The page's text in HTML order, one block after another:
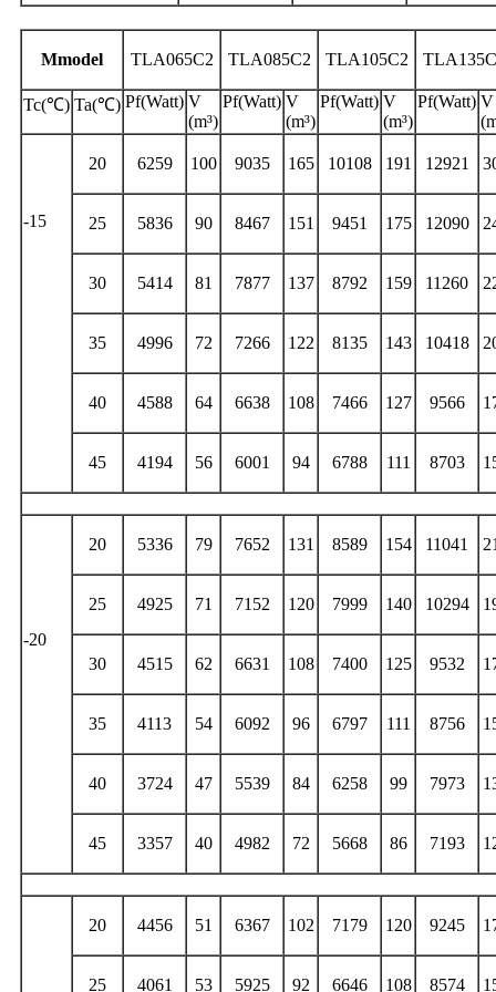
Mmodel TLA065C2 TLA085C2 TLA105C2 TLA135
Tc(℃) Ta(℃) Pf(Watt) V
(m³)
Pf(Watt) V
(m³)
Pf(Watt) V
(m³)
Pf(Watt) V
-15
20 6259 100 9035 165 10108 191 12921
25 5836 90 8467 151 9451 175 12090
30 5414 81 7877 137 8792 159 11260
35 4996 72 7266 122 8135 143 10418
40 4588 64 6638 108 7466 127 9566
45 4194 56 6001 94 6788 111 8703
-20
20 5336 79 7652 131 8589 154 11041
25 4925 71 7152 120 7999 140 10294
30 4515 62 6631 108 7400 125 9532
35 4113 54 6092 96 6797 111 8756
40 3724 47 5539 84 6258 99 7973
45 3357 40 4982 72 5668 86 7193
20 4456 51 6367 102 7179 120 9245
25 4061 53 5925 92 6646 108 8574